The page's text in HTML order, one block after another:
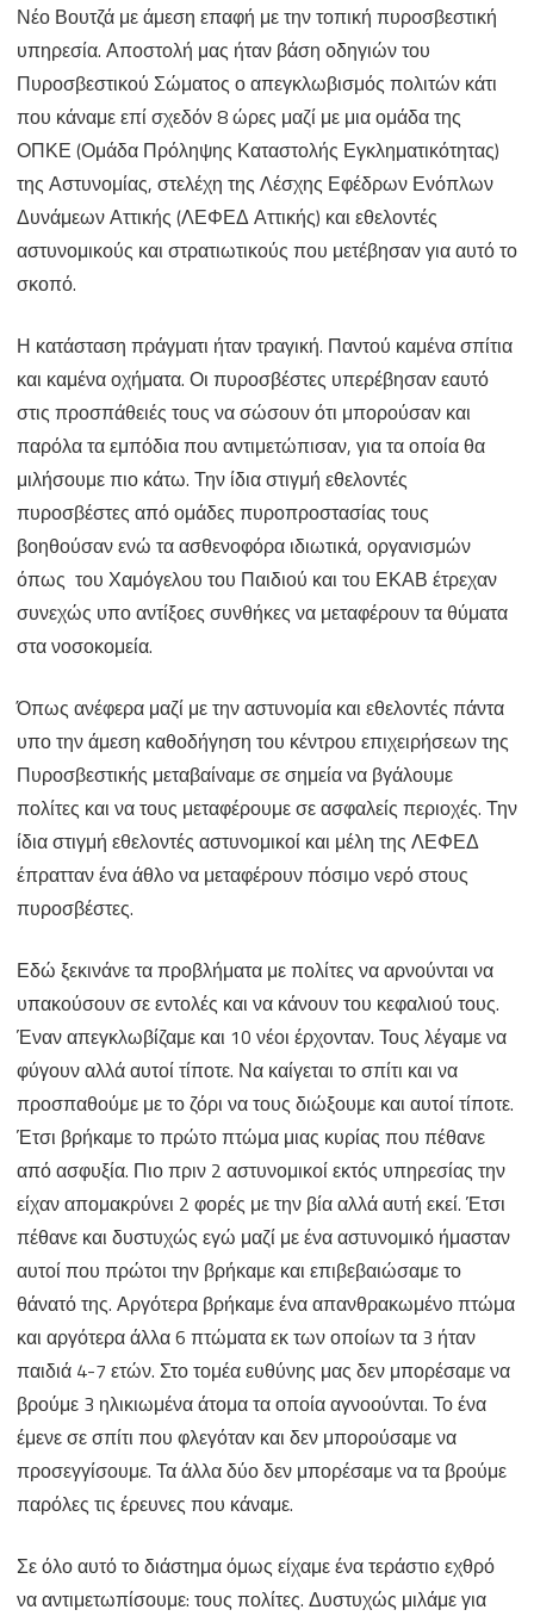
Αξιωματικός
μας
Νέο Βουτζά με άμεση επαφή με την τοπική πυροσβεστική
υπηρεσία. Αποστολή μας ήταν βάση οδηγιών του
Πυροσβεστικού Σώματος ο απεγκλωβισμός πολιτών κάτι
που κάναμε επί σχεδόν 8 ώρες μαζί με μια ομάδα της
ΟΠΚΕ (Ομάδα Πρόληψης Καταστολής Εγκληματικότητας)
της Αστυνομίας, στελέχη της Λέσχης Εφέδρων Ενόπλων
Δυνάμεων Αττικής (ΛΕΦΕΔ Αττικής) και εθελοντές
αστυνομικούς και στρατιωτικούς που μετέβησαν για αυτό το
σκοπό.
Η κατάσταση πράγματι ήταν τραγική. Παντού καμένα σπίτια
και καμένα οχήματα. Οι πυροσβέστες υπερέβησαν εαυτό
στις προσπάθειές τους να σώσουν ότι μπορούσαν και
παρόλα τα εμπόδια που αντιμετώπισαν, για τα οποία θα
μιλήσουμε πιο κάτω. Την ίδια στιγμή εθελοντές
πυροσβέστες από ομάδες πυροπροστασίας τους
βοηθούσαν ενώ τα ασθενοφόρα ιδιωτικά, οργανισμών
όπως του Χαμόγελου του Παιδιού και του ΕΚΑΒ έτρεχαν
συνεχώς υπο αντίξοες συνθήκες να μεταφέρουν τα θύματα
στα νοσοκομεία.
Όπως ανέφερα μαζί με την αστυνομία και εθελοντές πάντα
υπο την άμεση καθοδήγηση του κέντρου επιχειρήσεων της
Πυροσβεστικής μεταβαίναμε σε σημεία να βγάλουμε
πολίτες και να τους μεταφέρουμε σε ασφαλείς περιοχές. Την
ίδια στιγμή εθελοντές αστυνομικοί και μέλη της ΛΕΦΕΔ
έπρατταν ένα άθλο να μεταφέρουν πόσιμο νερό στους
πυροσβέστες.
Εδώ ξεκινάνε τα προβλήματα με πολίτες να αρνούνται να
υπακούσουν σε εντολές και να κάνουν του κεφαλιού τους.
Έναν απεγκλωβίζαμε και 10 νέοι έρχονταν. Τους λέγαμε να
φύγουν αλλά αυτοί τίποτε. Να καίγεται το σπίτι και να
προσπαθούμε με το ζόρι να τους διώξουμε και αυτοί τίποτε.
Έτσι βρήκαμε το πρώτο πτώμα μιας κυρίας που πέθανε
από ασφυξία. Πιο πριν 2 αστυνομικοί εκτός υπηρεσίας την
είχαν απομακρύνει 2 φορές με την βία αλλά αυτή εκεί. Έτσι
πέθανε και δυστυχώς εγώ μαζί με ένα αστυνομικό ήμασταν
αυτοί που πρώτοι την βρήκαμε και επιβεβαιώσαμε το
θάνατό της. Αργότερα βρήκαμε ένα απανθρακωμένο πτώμα
και αργότερα άλλα 6 πτώματα εκ των οποίων τα 3 ήταν
παιδιά 4-7 ετών. Στο τομέα ευθύνης μας δεν μπορέσαμε να
βρούμε 3 ηλικιωμένα άτομα τα οποία αγνοούνται. Το ένα
έμενε σε σπίτι που φλεγόταν και δεν μπορούσαμε να
προσεγγίσουμε. Τα άλλα δύο δεν μπορέσαμε να τα βρούμε
παρόλες τις έρευνες που κάναμε.
Σε όλο αυτό το διάστημα όμως είχαμε ένα τεράστιο εχθρό
να αντιμετωπίσουμε: τους πολίτες. Δυστυχώς μιλάμε για